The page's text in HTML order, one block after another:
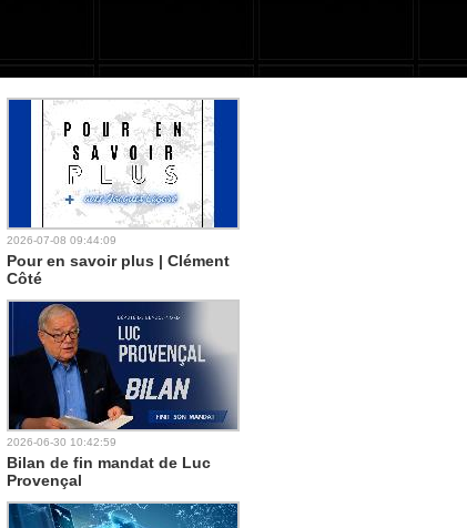
2026-07-08 09:44:09
Pour en savoir plus | Clément
Côté
2026-06-30 10:42:59
Bilan de fin mandat de Luc
Provençal